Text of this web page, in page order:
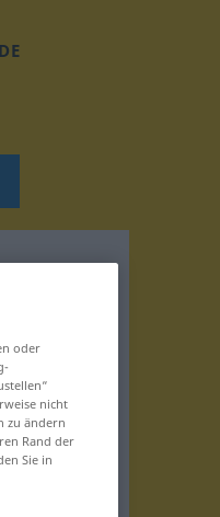
DE
oder
nicht
zu ändern
Rand der
Sie in